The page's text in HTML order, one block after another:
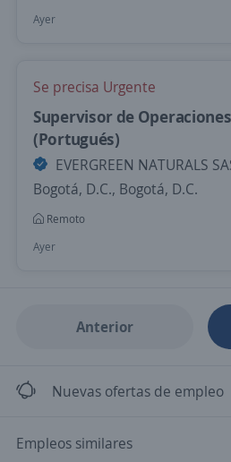
Ayer
Se precisa Urgente
Supervisor de
(Portugués)
EVERGREEN NATURALS
Bogotá, D.C., Bogotá, D.C.
Remoto
Ayer
Anterior
Nuevas ofertas de empleo
Empleos similares